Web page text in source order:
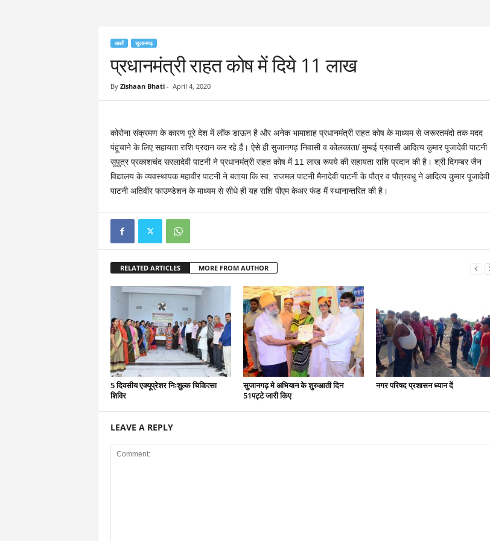
खबरें सुजानगढ़
प्रधानमंत्री राहत कोष में दिये 11 लाख
By Zishaan Bhati- April 4, 2020
कोरोना संक्रमण के कारण पूरे देश में लॉक डाऊन है और अनेक भामाशाह प्रधानमंत्री राहत कोष के माध्यम से जरूरतमंदो तक मदद
पंहूचाने के लिए सहायता राशि प्रदान कर रहे हैं। ऐसे ही सुजानगढ़ निवासी व कोलकाता/ मुम्बई प्रवासी आदित्य कुमार पूजादेवी पाटनी
सुपुत्र प्रकाशचंद सरलादेवी पाटनी ने प्रधानमंत्री राहत कोष में 11 लाख रूपये की सहायता राशि प्रदान की है। श्री दिगम्बर जैन
विद्यालय के व्यवस्थापक महावीर पाटनी ने बताया कि स्व. राजमल पाटनी मैनादेवी पाटनी के पौत्र व पौत्रवधु ने आदित्य कुमार पूजादेवी
पाटनी अतिवीर फाउण्डेशन के माध्यम से सीधे ही यह राशि पीएम केअर फंड में स्थानान्तरित की है।
RELATED ARTICLES MORE FROM AUTHOR
5 दिवसीय एक्यूप्रेशर निःशुल्क चिकित्सा
शिविर
सुजानगढ़ मे अभियान के शुरुआती दिन
51पट्टे जारी किए
नगर परिषद प्रशासन ध्यान दें
LEAVE A REPLY